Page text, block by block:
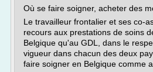
Où se faire soigner, acheter des
Le travailleur frontalier et ses co-
recours aux prestations de soins
Belgique qu'au GDL, dans le
vigueur dans chacun des deux
faire soigner en Belgique comme